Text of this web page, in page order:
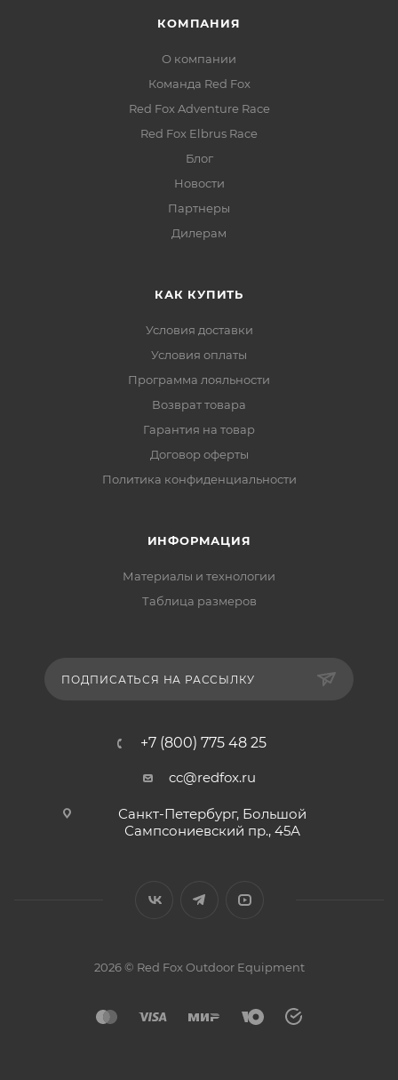
КОМПАНИЯ
О компании
Команда Red Fox
Red Fox Adventure Race
Red Fox Elbrus Race
Блог
Новости
Партнеры
Дилерам
КАК КУПИТЬ
Условия доставки
Условия оплаты
Программа лояльности
Возврат товара
Гарантия на товар
Договор оферты
Политика конфиденциальности
ИНФОРМАЦИЯ
Материалы и технологии
Таблица размеров
ПОДПИСАТЬСЯ НА РАССЫЛКУ
+7 (800) 775 48 25
cc@redfox.ru
Санкт-Петербург, Большой
Сампсониевский пр., 45А
2026 © Red Fox Outdoor Equipment